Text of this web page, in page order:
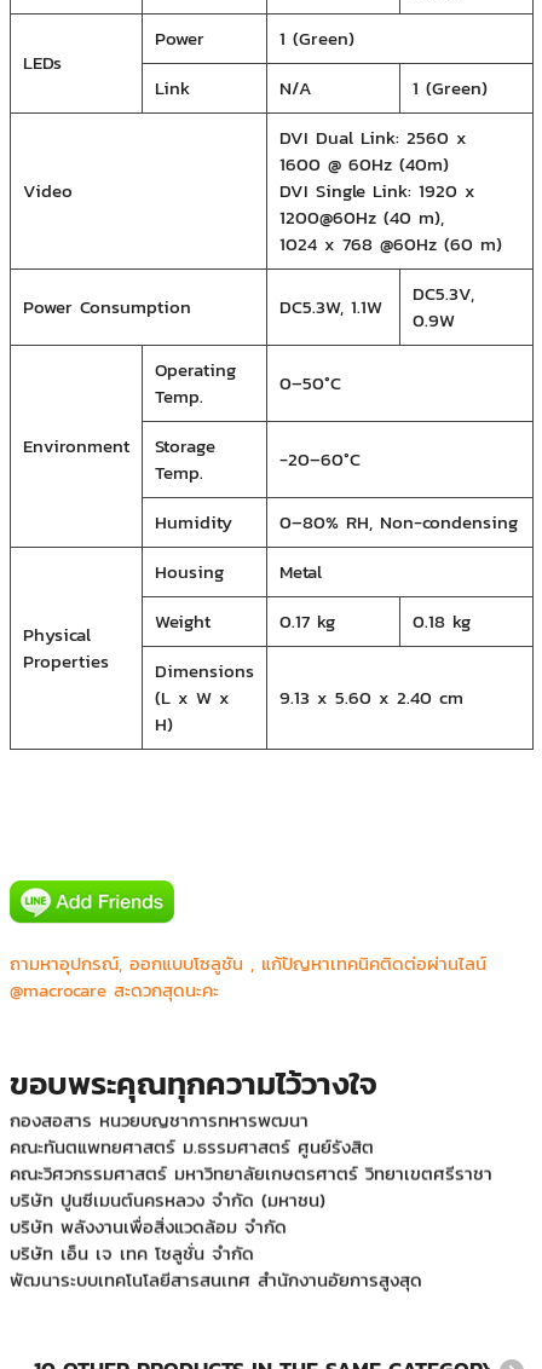
LEDs
Power
1 (Green)
Link
N/A 1 (Green)
Video
DVI Dual Link: 2560 x
1600 @ 60Hz (40m)
DVI Single Link: 1920 x
1200@60Hz (40 m),
1024 x 768 @60Hz (60 m)
Power Consumption DC5.3W, 1.1W
DC5.3V,
0.9W
Environment
Operating
Temp.
0–50°C
Storage
Temp.
-20–60°C
Humidity 0–80% RH, Non-condensing
Physical
Properties
Housing
Metal
Weight
0.17 kg
0.18 kg
Dimensions
(L x W x
H)
9.13 x 5.60 x 2.40 cm
ถามหาอุปกรณ์, ออกแบบโซลูชัน , แก้ปัญหาเทคนิคติดต่อผ่านไลน์
@macrocare สะดวกสุดนะคะ
ขอบพระคุณทุกความไว้วางใจ
IDS Medical Systems Co.,Ltd.
Mercure&IBIS Bangkok Siam
พัฒนาหารพัฒนา
กองสื่อสาร หน่วยบัญชาการทหารพัฒนา
คณะทันตแพทยศาสตร์ ม.ธรรมศาสตร์ ศูนย์รังสิต
คณะวิศวกรรมศาสตร์ มหาวิทยาลัยเกษตรศาตร์ วิทยาเขตศรีราชา
บริษัท ปูนซีเมนต์นครหลวง จำกัด (มหาชน)
บริษัท พลังงานเพื่อสิ่งแวดล้อม จำกัด
บริษัท เอ็น เจ เทค โซลูชั่น จำกัด
พัฒนาระบบเทคโนโลยีสารสนเทศ สำนักงานอัยการสูงสุด
ศูนย์ประสานการปฏิบัติในการรักษาผลประโยชน์ของชาติทางทะเลเขต ๒